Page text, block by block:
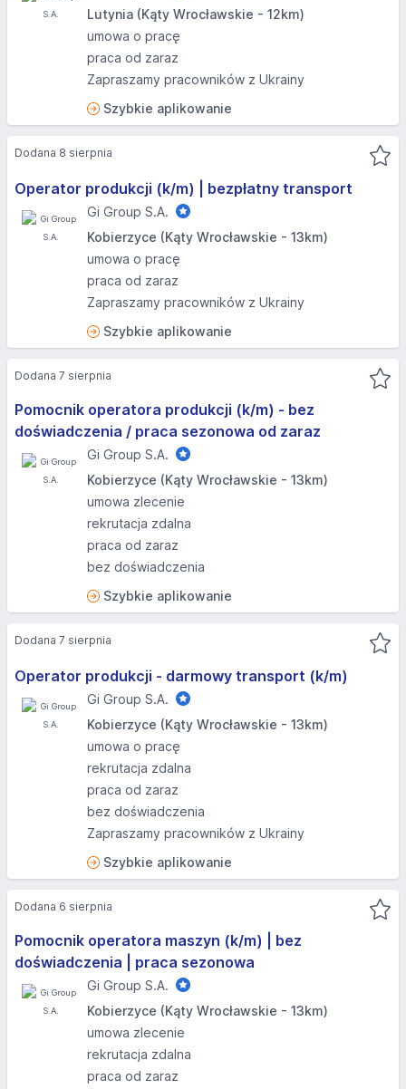
Lutynia (Kąty Wrocławskie - 12km)
umowa o pracę
praca od zaraz
Zapraszamy pracowników z Ukrainy
Szybkie aplikowanie
Operator produkcji (k/m) | bezpłatny transport
Gi Group S.A.
Kobierzyce (Kąty Wrocławskie - 13km)
umowa o pracę
praca od zaraz
Zapraszamy pracowników z Ukrainy
Szybkie aplikowanie
Dodana 8 sierpnia
Pomocnik operatora produkcji (k/m) - bez
doświadczenia / praca sezonowa od zaraz
Gi Group S.A.
Kobierzyce (Kąty Wrocławskie - 13km)
umowa zlecenie
rekrutacja zdalna
praca od zaraz
bez doświadczenia
Szybkie aplikowanie
Dodana 7 sierpnia
Operator produkcji - darmowy transport (k/m)
Gi Group S.A.
Kobierzyce (Kąty Wrocławskie - 13km)
umowa o pracę
rekrutacja zdalna
praca od zaraz
bez doświadczenia
Zapraszamy pracowników z Ukrainy
Szybkie aplikowanie
Dodana 7 sierpnia
Pomocnik operatora maszyn (k/m) | bez
doświadczenia | praca sezonowa
Gi Group S.A.
Kobierzyce (Kąty Wrocławskie - 13km)
umowa zlecenie
rekrutacja zdalna
praca od zaraz
Dodana 6 sierpnia